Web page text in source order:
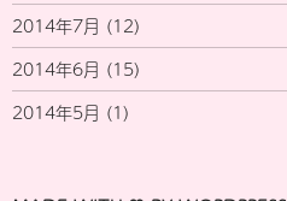
2014年7月 (12)
2014年6月 (15)
2014年5月 (1)